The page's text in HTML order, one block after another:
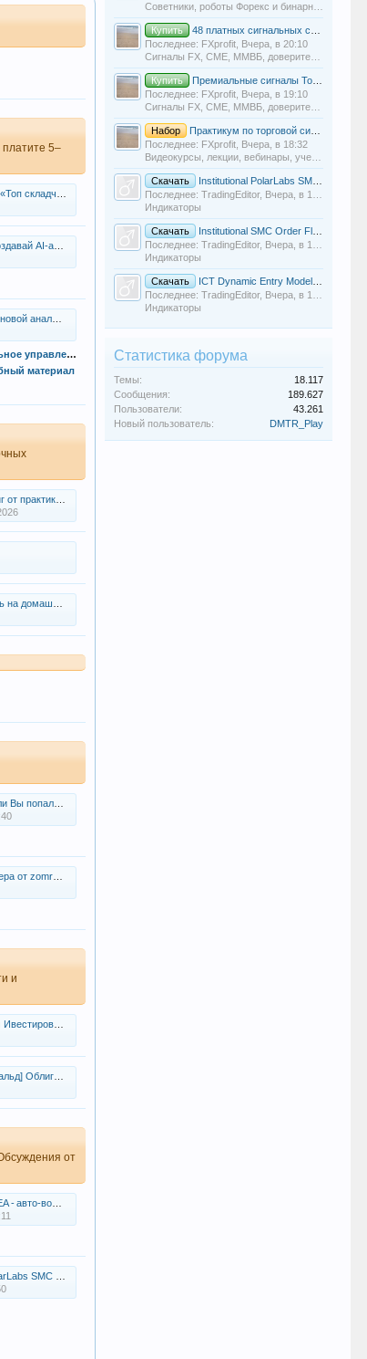
5–
складчины с открытым набором
для любых задач!
Сигналы FX, СME, ММВБ, доверительное управление
материал
к живым графикам и сделкам
( CryptoInside )
домашнем ПК
группу "Штрафник"?
zomro.com
и
(2021)
от
позиций для MT4
- индикатор для TradingView
Советники, роботы Форекс и бинарных опционов
Купить
48 платных сигнальных сервисов в одном канале + наша аналитика.
Последнее: FXprofit, Вчера, в 20:10
Сигналы FX, СME, ММВБ, доверительное управление
Купить
Премиальные сигналы Total Forex & Gold Premium от BrianTradingForex
Последнее: FXprofit, Вчера, в 19:10
Сигналы FX, СME, ММВБ, доверительное управление
Набор
Практикум по торговой системе A-B Intraweek [Project FIX] [Mordan]
Последнее: FXprofit, Вчера, в 18:32
Видеокурсы, лекции, вебинары, учебный материал
Скачать
Institutional PolarLabs SMC OB Sweep Setup - индикатор для TradingView
Последнее: TradingEditor, Вчера, в 17:50
Индикаторы
Скачать
Institutional SMC Order Flow Matrix PRO - TradingView: уровни Smart Money на графике
Последнее: TradingEditor, Вчера, в 17:20
Индикаторы
Скачать
ICT Dynamic Entry Model Structure Matrix PRO - индикатор для TradingView
Последнее: TradingEditor, Вчера, в 16:50
Индикаторы
Статистика форума
Темы:
18.117
Сообщения:
189.627
Пользователи:
43.261
Новый пользователь:
DMTR_Play